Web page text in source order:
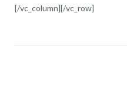
[/vc_column][/vc_row]